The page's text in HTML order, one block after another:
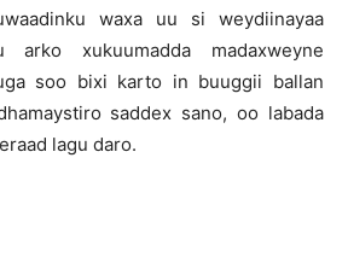
waxa uu si weydiinayaa
xukuumadda madaxweyne
soo bixi karto in buuggii ballan
saddex sano, oo labada
lagu daro.